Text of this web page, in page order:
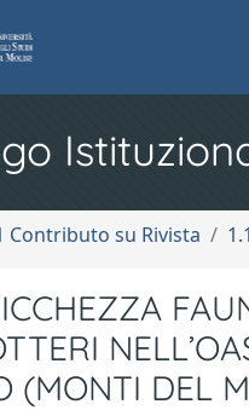
Contributo su Rivista
(MONTI DEL